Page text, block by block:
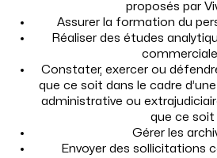
proposés par
Assurer la formation du
Réaliser des études
Constater, exercer ou
que ce soit dans le cadre
administrative ou
que ce soit
Gérer les
Envoyer des sollicitations